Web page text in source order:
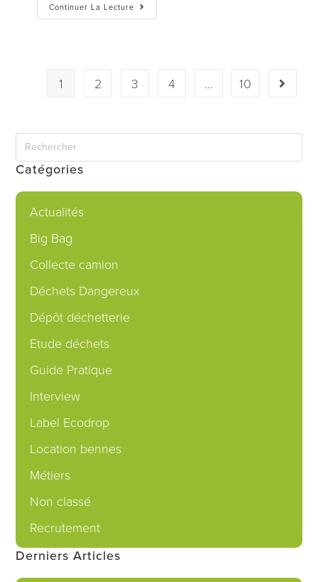
Continuer La Lecture
1 2 3 4 … 10
Catégories
Actualités
Big Bag
Collecte camion
Déchets Dangereux
Dépôt déchetterie
Etude déchets
Guide Pratique
Interview
Label Ecodrop
Location bennes
Métiers
Non classé
Recrutement
Derniers Articles